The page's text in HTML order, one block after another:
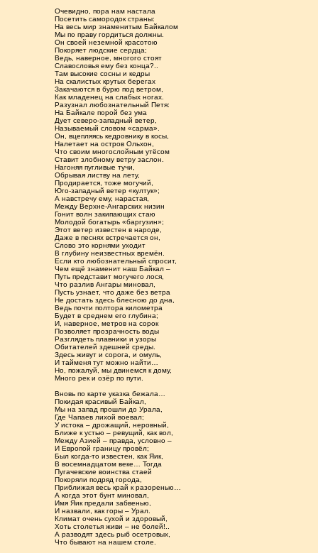
Очевидно, пора нам настала
Посетить самородок страны:
На весь мир знаменитым Байкалом
Мы по праву гордиться должны.
Он своей неземной красотою
Покоряет людские сердца;
Ведь, наверное, многого стоят
Славословья ему без конца?..
Там высокие сосны и кедры
На скалистых крутых берегах
Закачаются в бурю под ветром,
Как младенец на слабых ногах.
Разузнал любознательный Петя:
На Байкале порой без ума
Дует северо-западный ветер,
Называемый словом «сарма».
Он, вцепляясь кедровнику в косы,
Налетает на остров Ольхон,
Что своим многослойным утёсом
Ставит злобному ветру заслон.
Нагоняя пугливые тучи,
Обрывая листву на лету,
Продирается, тоже могучий,
Юго-западный ветер «култук»;
А навстречу ему, нарастая,
Между Верхне-Ангарских низин
Гонит волн закипающих стаю
Молодой богатырь «баргузин»;
Этот ветер известен в народе,
Даже в песнях встречается он,
Слово это корнями уходит
В глубину неизвестных времён.
Если кто любознательный спросит,
Чем ещё знаменит наш Байкал –
Путь представит могучего лося,
Что разлив Ангары миновал,
Пусть узнает, что даже без ветра
Не достать здесь блесною до дна,
Ведь почти полтора километра
Будет в среднем его глубина;
И, наверное, метров на сорок
Позволяет прозрачность воды
Разглядеть плавники и узоры
Обитателей здешней среды.
Здесь живут и сорога, и омуль,
И тайменя тут можно найти…
Но, пожалуй, мы двинемся к дому,
Много рек и озёр по пути.
Вновь по карте указка бежала…
Покидая красивый Байкал,
Мы на запад прошли до Урала,
Где Чапаев лихой воевал;
У истока – дрожащий, неровный,
Ближе к устью – ревущий, как вол,
Между Азией – правда, условно –
И Европой границу провёл;
Был когда-то известен, как Яик,
В восемнадцатом веке… Тогда
Пугачевские воинства стаей
Покоряли подряд города,
Приближая весь край к разоренью…
А когда этот бунт миновал,
Имя Яик предали забвенью,
И назвали, как горы – Урал.
Климат очень сухой и здоровый,
Хоть столетья живи – не болей!..
А разводят здесь рыб осетровых,
Что бывают на нашем столе.